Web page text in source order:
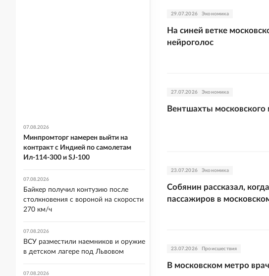
29.07.2026 Экономика
На синей ветке
нейроголос
27.07.2026 Экономика
Вентшахты московского
23.07.2026 Экономика
Собянин рассказал,
пассажиров в
23.07.2026 Происшествия
В московском метро
07.08.2026
Минпромторг намерен выйти на
контракт с Индией по самолетам
Ил-114-300 и SJ-100
07.08.2026
Байкер получил контузию после
столкновения с вороной на скорости
270 км/ч
07.08.2026
ВСУ разместили наемников и оружие
в детском лагере под Львовом
07.08.2026